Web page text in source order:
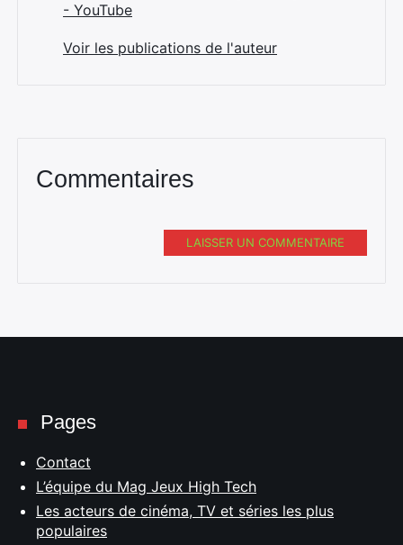
- YouTube
Voir les publications de l'auteur
Commentaires
LAISSER UN COMMENTAIRE
Pages
Contact
L’équipe du Mag Jeux High Tech
Les acteurs de cinéma, TV et séries les plus
populaires